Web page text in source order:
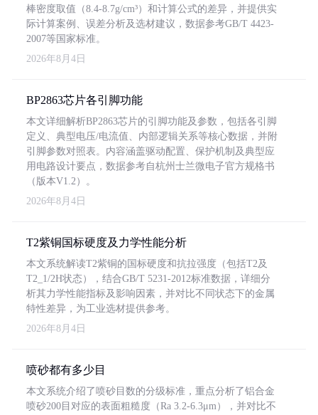
棒密度取值（8.4-8.7g/cm³）和计算公式的差异，并提供实
际计算案例、误差分析及选材建议，数据参考GB/T 4423-
2007等国家标准。
2026年8月4日
BP2863芯片各引脚功能
本文详细解析BP2863芯片的引脚功能及参数，包括各引脚
定义、典型电压/电流值、内部逻辑关系等核心数据，并附
引脚参数对照表。内容涵盖驱动配置、保护机制及典型应
用电路设计要点，数据参考自杭州士兰微电子官方规格书
（版本V1.2）。
2026年8月4日
T2紫铜国标硬度及力学性能分析
本文系统解读T2紫铜的国标硬度和抗拉强度（包括T2及
T2_1/2H状态），结合GB/T 5231-2012标准数据，详细分
析其力学性能指标及影响因素，并对比不同状态下的金属
特性差异，为工业选材提供参考。
2026年8月4日
喷砂都有多少目
本文系统介绍了喷砂目数的分级标准，重点分析了铝合金
喷砂200目对应的表面粗糙度（Ra 3.2-6.3μm），并对比不